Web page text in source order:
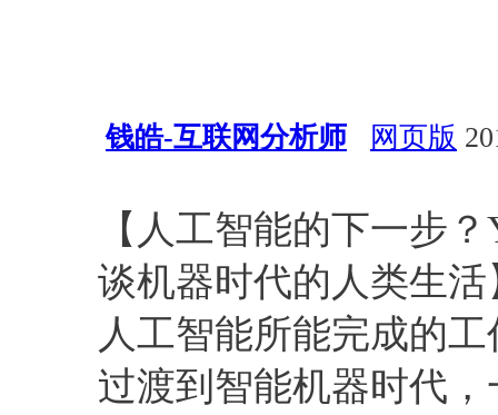
钱皓-互联网分析师 网页版
【人工智能的下一步
谈机器时代的人类生
人工智能所能完成的
过渡到智能机器时代